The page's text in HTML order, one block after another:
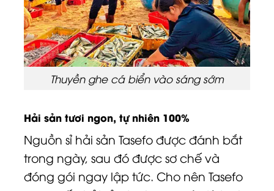
Thuyền ghe cá biển vào sáng sớm
Hải sản tươi ngon, tự nhiên 100%
Nguồn sỉ hải sản Tasefo được đánh bắt
trong ngày, sau đó được sơ chế và
đóng gói ngay lập tức. Cho nên Tasefo